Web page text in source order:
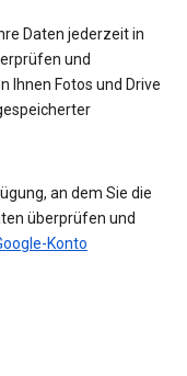
Daten jederzeit in
und
Ihnen Fotos und Drive
an dem Sie die
überprüfen und
Konto